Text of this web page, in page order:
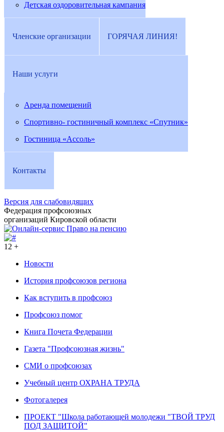
Детская оздоровительная кампания
Членские организации ГОРЯЧАЯ ЛИНИЯ!
Наши услуги
Аренда помещений
Спортивно- гостиничный комплекс «Спутник»
Гостиница «Ассоль»
Контакты
Версия для слабовидящих
Федерация профсоюзных
организаций Кировской области
12 +
Новости
История профсоюзов региона
Как вступить в профсоюз
Профсоюз помог
Книга Почета Федерации
Газета "Профсоюзная жизнь"
СМИ о профсоюзах
Учебный центр ОХРАНА ТРУДА
Фотогалерея
ПРОЕКТ "Школа работающей молодежи "ТВОЙ ТРУД
ПОД ЗАЩИТОЙ"